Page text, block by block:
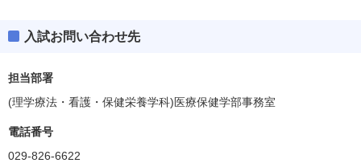
入試お問い合わせ先
担当部署
(理学療法・看護・保健栄養学科)医療保健学部事務室
電話番号
029-826-6622